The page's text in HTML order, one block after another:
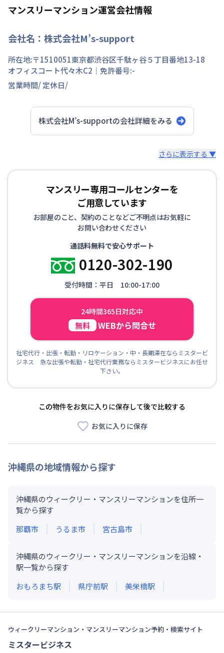
マンスリーマンション運営会社情報
会社名： 株式会社M’s-support
所在地:〒1510051東京都渋谷区千駄ヶ谷５丁目番地13-18
オフィスコート代々木C2 ｜免許番号:-
営業時間/定休日/
株式会社M’s-supportの会社詳細をみる
10年以上の歴史と実績を誇る民泊業界のパイオニア！24
時間365日･多言語対応！
さらに表示する ▼
マンスリー専用コールセンターを
ご用意しています
お部屋のこと、契約のことなどご不明点はお気軽に
お問い合わせください
通話料無料で安心サポート
0120-302-190
受付時間：平日 10:00-17:00
24時間365日対応中
無料 WEBから問合せ
社宅代行・出張・転勤・リロケーション・中・長期滞在ならミスタービ
ジネス 急な出張や転勤・社宅代行業務ならミスタービジネスにお任せ
下さい。
この物件をお気に入りに保存して後で比較する
お気に入りに保存
沖縄県の地域情報から探す
沖縄県のウィークリー・マンスリーマンションを住所一
覧から探す
那覇市
うるま市 宮古島市
沖縄県のウィークリー・マンスリーマンションを沿線・
駅一覧から探す
おもろまち駅 県庁前駅 美栄橋駅
ウィークリーマンション・マンスリーマンション予約・検索サイト
ミスタービジネス